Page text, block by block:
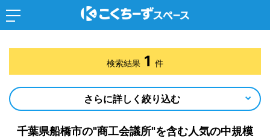
千葉県船橋市の"商工会議所"を含む人気の中規模
検索結果 1 件
さらに詳しく絞り込む